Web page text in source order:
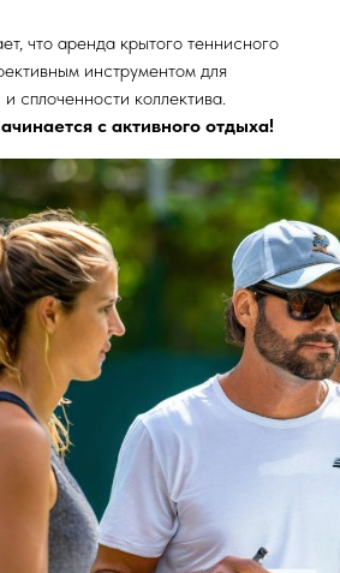
что аренда крытого теннисного
инструментом для
сплоченности коллектива.
с активного отдыха!